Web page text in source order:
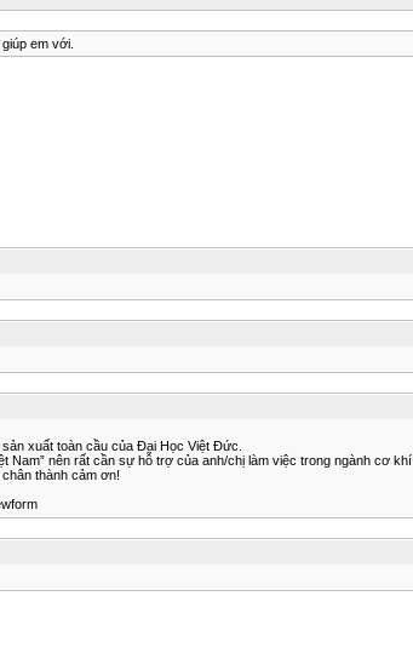
em với.
xuất toàn cầu của Đại Học Việt Đức.
nên rất cần sự hỗ trợ của anh/chị làm việc trong ngành cơ
thành cảm ơn!